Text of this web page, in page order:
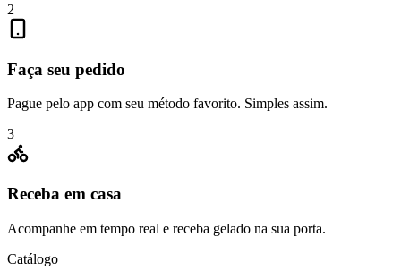
2
Faça seu pedido
Pague pelo app com seu método favorito. Simples assim.
3
Receba em casa
Acompanhe em tempo real e receba gelado na sua porta.
Catálogo